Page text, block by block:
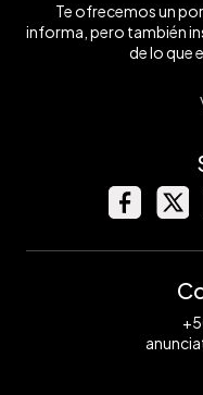
Te ofrecemos un
informa, pero también
de lo que